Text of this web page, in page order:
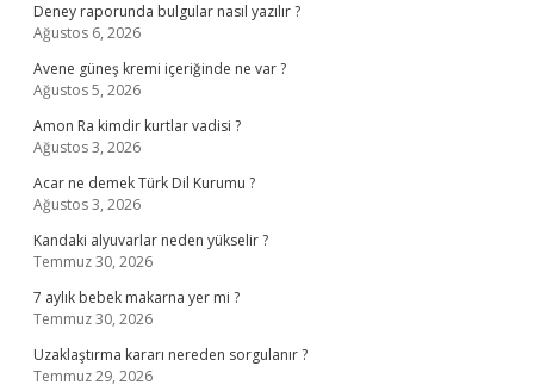
Deney raporunda bulgular nasıl yazılır ?
Ağustos 6, 2026
Avene güneş kremi içeriğinde ne var ?
Ağustos 5, 2026
Amon Ra kimdir kurtlar vadisi ?
Ağustos 3, 2026
Acar ne demek Türk Dil Kurumu ?
Ağustos 3, 2026
Kandaki alyuvarlar neden yükselir ?
Temmuz 30, 2026
7 aylık bebek makarna yer mi ?
Temmuz 30, 2026
Uzaklaştırma kararı nereden sorgulanır ?
Temmuz 29, 2026